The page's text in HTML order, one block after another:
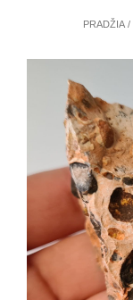
PRADŽIA /